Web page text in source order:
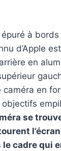
à
d’Apple
en
caméra en
se
cadre qui